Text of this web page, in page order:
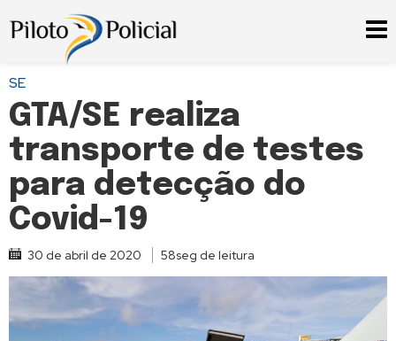
SE
GTA/SE realiza
transporte de testes
para detecção do
Covid-19
30 de abril de 2020 58seg de leitura